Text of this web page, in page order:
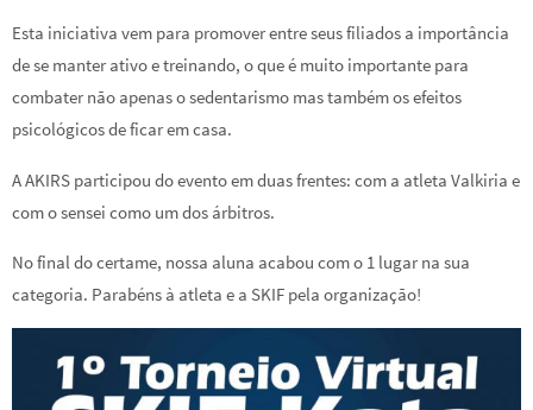
Esta iniciativa vem para promover entre seus filiados a importância
de se manter ativo e treinando, o que é muito importante para
combater não apenas o sedentarismo mas também os efeitos
psicológicos de ficar em casa.
A AKIRS participou do evento em duas frentes: com a atleta Valkiria e
com o sensei como um dos árbitros.
No final do certame, nossa aluna acabou com o 1 lugar na sua
categoria. Parabéns à atleta e a SKIF pela organização!